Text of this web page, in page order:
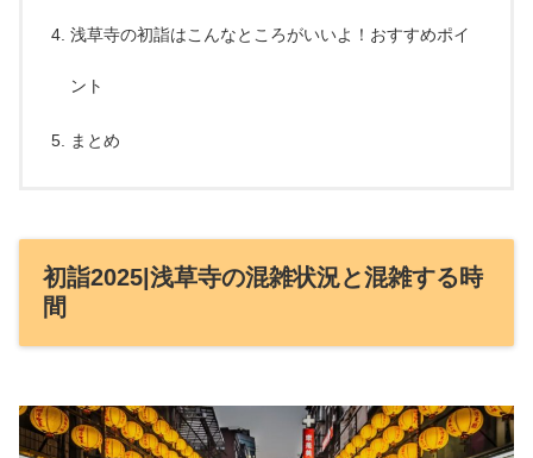
浅草寺の初詣はこんなところがいいよ！おすすめポイ
ント
まとめ
初詣2025|浅草寺の混雑状況と混雑する時
間